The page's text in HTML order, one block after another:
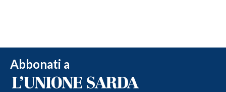
Abbonati a